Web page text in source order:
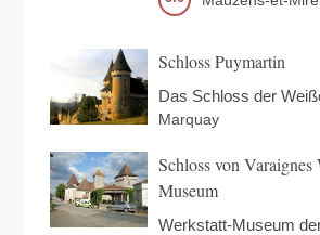
Schloss Puymartin
Das Schloss der
Marquay
Schloss von Varaignes
Museum
Werkstatt-Museum